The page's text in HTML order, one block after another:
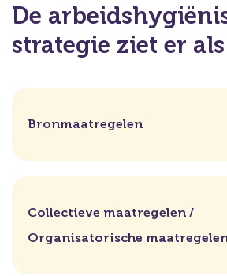
De
strategie ziet er
Bronmaatregelen
Collectieve maatregelen /
Organisatorische